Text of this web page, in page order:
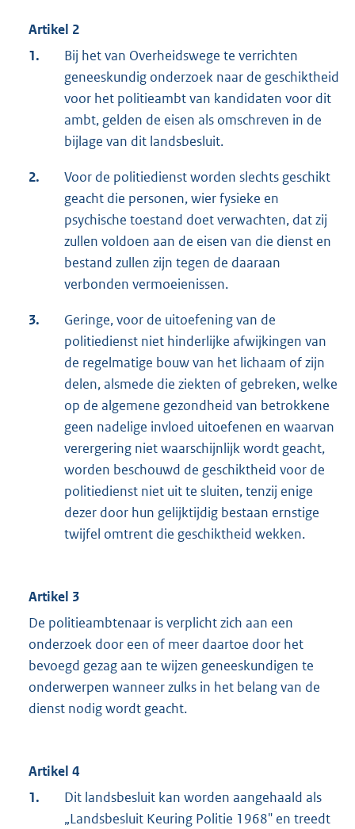
Artikel 2
1.
Bij het van Overheidswege te verrichten
geneeskundig onderzoek naar de geschiktheid
voor het politieambt van kandidaten voor dit
ambt, gelden de eisen als omschreven in de
bijlage van dit landsbesluit.
2.
Voor de politiedienst worden slechts geschikt
geacht die personen, wier fysieke en
psychische toestand doet verwachten, dat zij
zullen voldoen aan de eisen van die dienst en
bestand zullen zijn tegen de daaraan
verbonden vermoeienissen.
3.
Geringe, voor de uitoefening van de
politiedienst niet hinderlijke afwijkingen van
de regelmatige bouw van het lichaam of zijn
delen, alsmede die ziekten of gebreken, welke
op de algemene gezondheid van betrokkene
geen nadelige invloed uitoefenen en waarvan
verergering niet waarschijnlijk wordt geacht,
worden beschouwd de geschiktheid voor de
politiedienst niet uit te sluiten, tenzij enige
dezer door hun gelijktijdig bestaan ernstige
twijfel omtrent die geschiktheid wekken.
Artikel 3
De politieambtenaar is verplicht zich aan een
onderzoek door een of meer daartoe door het
bevoegd gezag aan te wijzen geneeskundigen te
onderwerpen wanneer zulks in het belang van de
dienst nodig wordt geacht.
Artikel 4
1.
Dit landsbesluit kan worden aangehaald als
„Landsbesluit Keuring Politie 1968" en treedt